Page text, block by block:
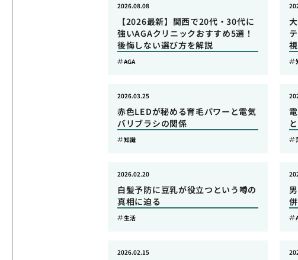
【2026最新】関西で20代・30代に
強いAGAクリニックおすすめ5選！
後悔しない選び方を解説
2026.08.08
AGA
赤色LEDが秘める育毛パワーと電気
バリブラシの関係
2026.03.25
知識
白髪予防に豆乳が役立つという噂の
真相に迫る
2026.02.20
生活
2026.02.15